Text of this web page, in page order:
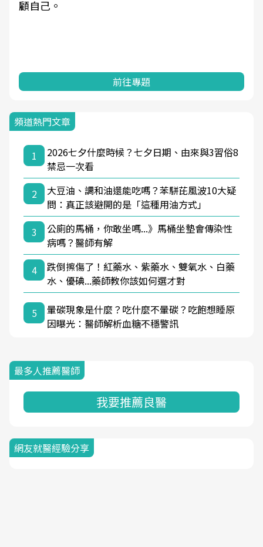
顧自己。
前往專題
頻道熱門文章
1
2026七夕什麼時候？七夕日期、由來與3習俗8
禁忌一次看
2
大豆油、調和油還能吃嗎？苯駢芘風波10大疑
問：真正該避開的是「這種用油方式」
3
公廁的馬桶，你敢坐嗎...》馬桶坐墊會傳染性
病嗎？醫師有解
4
跌倒擦傷了！紅藥水、紫藥水、雙氧水、白藥
水、優碘...藥師教你該如何選才對
5
暈碳現象是什麼？吃什麼不暈碳？吃飽想睡原
因曝光：醫師解析血糖不穩警訊
最多人推薦醫師
我要推薦良醫
網友就醫經驗分享